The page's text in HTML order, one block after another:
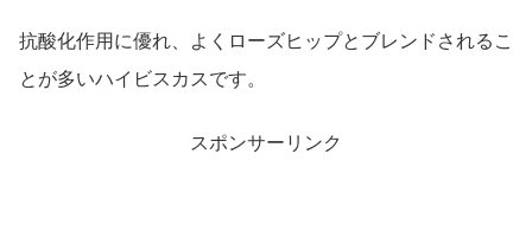
抗酸化作用に優れ、よくローズヒップとブレンドされるこ
とが多いハイビスカスです。
スポンサーリンク